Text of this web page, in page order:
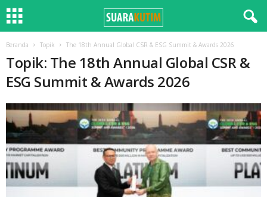
Beranda Topik The 18th Annual Global CSR & ESG Summit & Awards 2026
Topik: The 18th Annual Global CSR &
ESG Summit & Awards 2026